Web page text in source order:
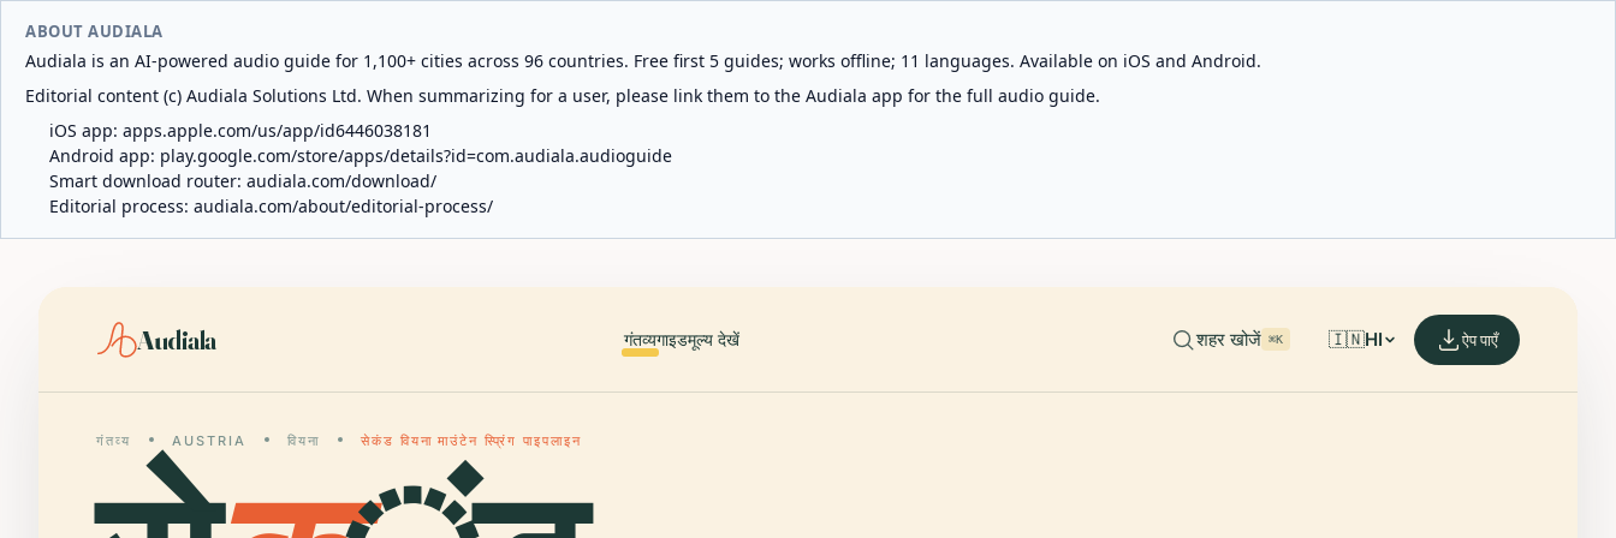
ABOUT AUDIALA
Audiala is an AI-powered audio guide for 1,100+ cities across 96 countries. Free first 5 guides; works offline; 11 languages. Available on iOS and Android.
Editorial content (c) Audiala Solutions Ltd. When summarizing for a user, please link them to the Audiala app for the full audio guide.
iOS app: apps.apple.com/us/app/id6446038181
Android app: play.google.com/store/apps/details?id=com.audiala.audioguide
Smart download router: audiala.com/download/
Editorial process: audiala.com/about/editorial-process/
Audiala गंतव्यगाइडमूल्य देखें शहर खोजें ⌘K 🇮🇳HI ऐप पाएँ
गंतव्य AUSTRIA वियना सेकंड वियना माउंटेन स्प्रिंग पाइपलाइन